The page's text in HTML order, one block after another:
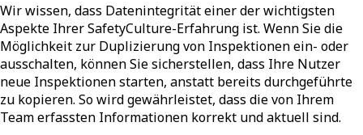
Wir wissen, dass Datenintegrität einer der wichtigsten
Aspekte Ihrer SafetyCulture-Erfahrung ist. Wenn Sie die
Möglichkeit zur Duplizierung von Inspektionen ein- oder
ausschalten, können Sie sicherstellen, dass Ihre Nutzer
neue Inspektionen starten, anstatt bereits durchgeführte
zu kopieren. So wird gewährleistet, dass die von Ihrem
Team erfassten Informationen korrekt und aktuell sind.